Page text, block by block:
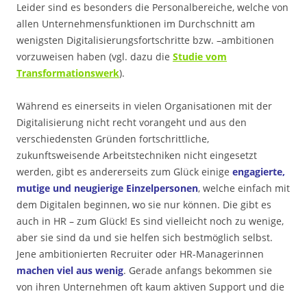
Leider sind es besonders die Personalbereiche, welche von
allen Unternehmensfunktionen im Durchschnitt am
wenigsten Digitalisierungsfortschritte bzw. –ambitionen
vorzuweisen haben (vgl. dazu die Studie vom
Transformationswerk).
Während es einerseits in vielen Organisationen mit der
Digitalisierung nicht recht vorangeht und aus den
verschiedensten Gründen fortschrittliche,
zukunftsweisende Arbeitstechniken nicht eingesetzt
werden, gibt es andererseits zum Glück einige engagierte,
mutige und neugierige Einzelpersonen, welche einfach mit
dem Digitalen beginnen, wo sie nur können. Die gibt es
auch in HR – zum Glück! Es sind vielleicht noch zu wenige,
aber sie sind da und sie helfen sich bestmöglich selbst.
Jene ambitionierten Recruiter oder HR-Managerinnen
machen viel aus wenig. Gerade anfangs bekommen sie
von ihren Unternehmen oft kaum aktiven Support und die